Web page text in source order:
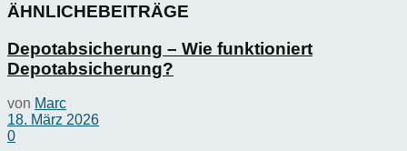
ÄHNLICHEBEITRÄGE
Depotabsicherung – Wie funktioniert
Depotabsicherung?
von Marc
18. März 2026
0